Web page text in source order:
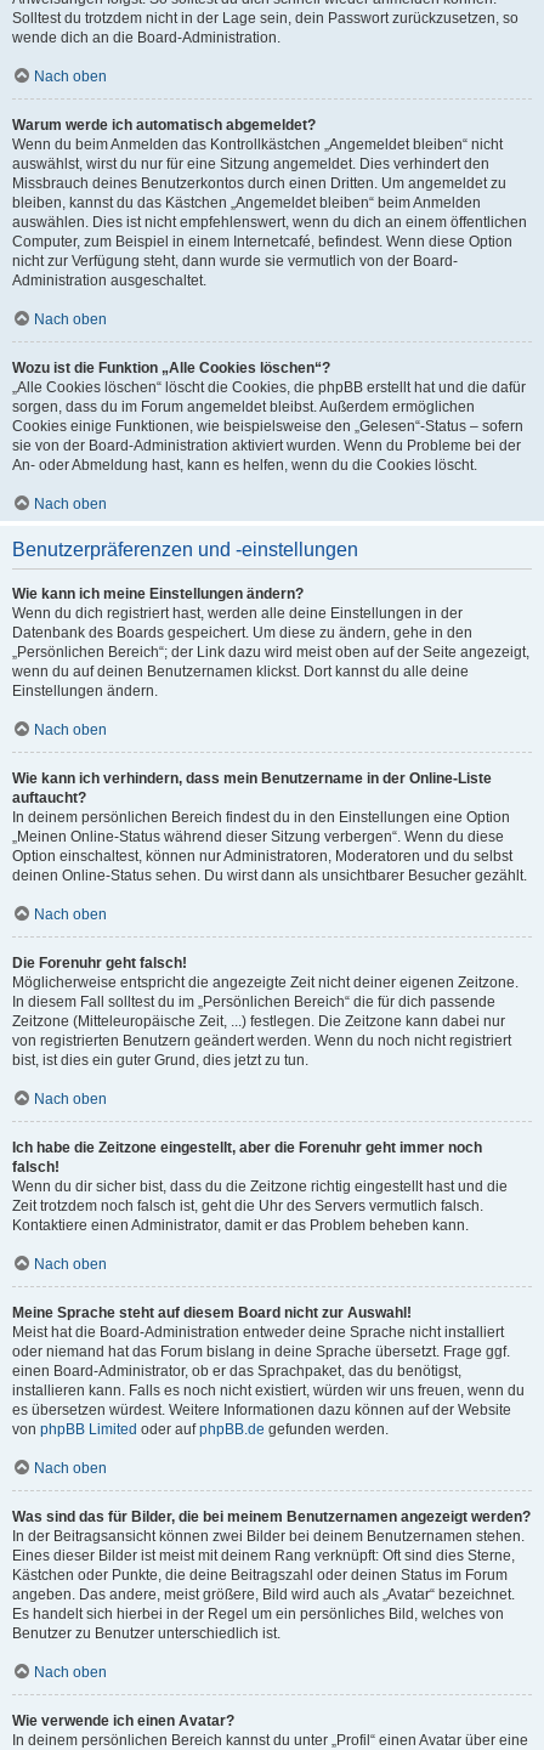
Solltest du trotzdem nicht in der Lage sein, dein Passwort zurückzusetzen, so
wende dich an die Board-Administration.
Nach oben
Warum werde ich automatisch abgemeldet?
Wenn du beim Anmelden das Kontrollkästchen „Angemeldet bleiben“ nicht
auswählst, wirst du nur für eine Sitzung angemeldet. Dies verhindert den
Missbrauch deines Benutzerkontos durch einen Dritten. Um angemeldet zu
bleiben, kannst du das Kästchen „Angemeldet bleiben“ beim Anmelden
auswählen. Dies ist nicht empfehlenswert, wenn du dich an einem öffentlichen
Computer, zum Beispiel in einem Internetcafé, befindest. Wenn diese Option
nicht zur Verfügung steht, dann wurde sie vermutlich von der Board-
Administration ausgeschaltet.
Nach oben
Wozu ist die Funktion „Alle Cookies löschen“?
„Alle Cookies löschen“ löscht die Cookies, die phpBB erstellt hat und die dafür
sorgen, dass du im Forum angemeldet bleibst. Außerdem ermöglichen
Cookies einige Funktionen, wie beispielsweise den „Gelesen“-Status – sofern
sie von der Board-Administration aktiviert wurden. Wenn du Probleme bei der
An- oder Abmeldung hast, kann es helfen, wenn du die Cookies löscht.
Nach oben
Benutzerpräferenzen und -einstellungen
Wie kann ich meine Einstellungen ändern?
Wenn du dich registriert hast, werden alle deine Einstellungen in der
Datenbank des Boards gespeichert. Um diese zu ändern, gehe in den
„Persönlichen Bereich“; der Link dazu wird meist oben auf der Seite angezeigt,
wenn du auf deinen Benutzernamen klickst. Dort kannst du alle deine
Einstellungen ändern.
Nach oben
Wie kann ich verhindern, dass mein Benutzername in der Online-Liste
auftaucht?
In deinem persönlichen Bereich findest du in den Einstellungen eine Option
„Meinen Online-Status während dieser Sitzung verbergen“. Wenn du diese
Option einschaltest, können nur Administratoren, Moderatoren und du selbst
deinen Online-Status sehen. Du wirst dann als unsichtbarer Besucher gezählt.
Nach oben
Die Forenuhr geht falsch!
Möglicherweise entspricht die angezeigte Zeit nicht deiner eigenen Zeitzone.
In diesem Fall solltest du im „Persönlichen Bereich“ die für dich passende
Zeitzone (Mitteleuropäische Zeit, ...) festlegen. Die Zeitzone kann dabei nur
von registrierten Benutzern geändert werden. Wenn du noch nicht registriert
bist, ist dies ein guter Grund, dies jetzt zu tun.
Nach oben
Ich habe die Zeitzone eingestellt, aber die Forenuhr geht immer noch
falsch!
Wenn du dir sicher bist, dass du die Zeitzone richtig eingestellt hast und die
Zeit trotzdem noch falsch ist, geht die Uhr des Servers vermutlich falsch.
Kontaktiere einen Administrator, damit er das Problem beheben kann.
Nach oben
Meine Sprache steht auf diesem Board nicht zur Auswahl!
Meist hat die Board-Administration entweder deine Sprache nicht installiert
oder niemand hat das Forum bislang in deine Sprache übersetzt. Frage ggf.
einen Board-Administrator, ob er das Sprachpaket, das du benötigst,
installieren kann. Falls es noch nicht existiert, würden wir uns freuen, wenn du
es übersetzen würdest. Weitere Informationen dazu können auf der Website
von phpBB Limited oder aufphpBB.de gefunden werden.
Nach oben
Was sind das für Bilder, die bei meinem Benutzernamen angezeigt werden?
In der Beitragsansicht können zwei Bilder bei deinem Benutzernamen stehen.
Eines dieser Bilder ist meist mit deinem Rang verknüpft: Oft sind dies Sterne,
Kästchen oder Punkte, die deine Beitragszahl oder deinen Status im Forum
angeben. Das andere, meist größere, Bild wird auch als „Avatar“ bezeichnet.
Es handelt sich hierbei in der Regel um ein persönliches Bild, welches von
Benutzer zu Benutzer unterschiedlich ist.
Nach oben
Wie verwende ich einen Avatar?
In deinem persönlichen Bereich kannst du unter „Profil“ einen Avatar über eine